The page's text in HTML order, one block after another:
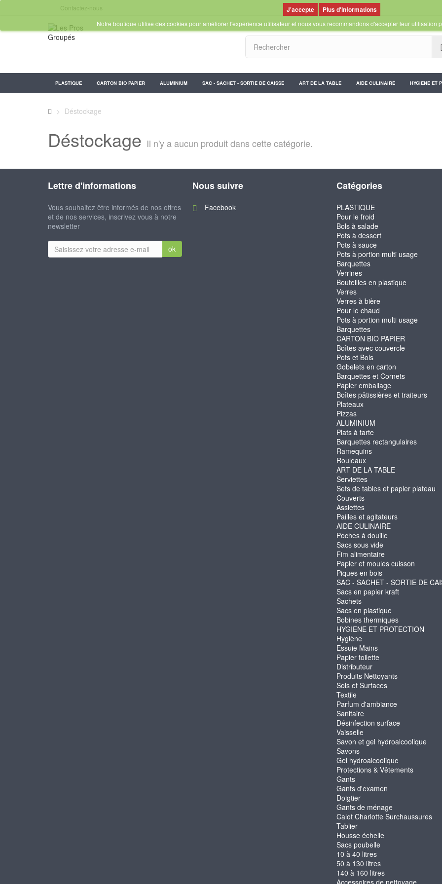
Contactez-nous
PLASTIQUE CARTON BIO PAPIER ALUMINIUM SAC - SACHET - SORTIE DE CAISSE ART DE LA TABLE AIDE CULINAIRE HYGIENE ET
Plus d'informations
Notre boutique utilise des cookies pour améliorer l'expérience utilisateur et nous vous recommandons d'accepter leur utilisation
> Déstockage
Déstockage Il n'y a aucun produit dans cette catégorie.
Lettre d'informations
Vous souhaitez être informés de nos offres
et de nos services, inscrivez vous à notre
newsletter
ok
Nous suivre
Facebook
Catégories
PLASTIQUE
Pour le froid
Bols à salade
Pots à dessert
Pots à sauce
Pots à portion multi usage
Barquettes
Verrines
Bouteilles en plastique
Verres
Verres à bière
Pour le chaud
Pots à portion multi usage
Barquettes
CARTON BIO PAPIER
Boîtes avec couvercle
Pots et Bols
Gobelets en carton
Barquettes et Cornets
Papier emballage
Boîtes pâtissières et traiteurs
Plateaux
Pizzas
ALUMINIUM
Plats à tarte
Barquettes rectangulaires
Ramequins
Rouleaux
ART DE LA TABLE
Serviettes
Sets de tables et papier plateau
Couverts
Assiettes
Pailles et agitateurs
AIDE CULINAIRE
Poches à douille
Sacs sous vide
Fim alimentaire
Papier et moules cuisson
Piques en bois
SAC - SACHET - SORTIE DE
Sacs en papier kraft
Sachets
Sacs en plastique
Bobines thermiques
HYGIENE ET PROTECTION
Hygiène
Essuie Mains
Papier toilette
Distributeur
Produits Nettoyants
Sols et Surfaces
Textile
Parfum d'ambiance
Sanitaire
Désinfection surface
Vaisselle
Savon et gel hydroalcoolique
Savons
Gel hydroalcoolique
Protections & Vêtements
Gants
Gants d'examen
Doigtier
Gants de ménage
Calot Charlotte Surchaussures
Tablier
Housse échelle
Sacs poubelle
10 à 40 litres
50 à 130 litres
140 à 160 litres